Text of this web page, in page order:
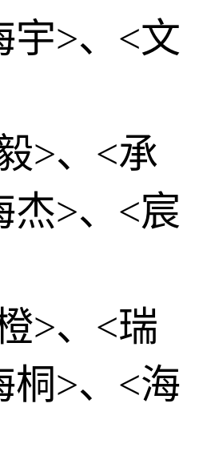
宇>、<文
>、<承
杰>、<宸
>、<瑞
桐>、<海